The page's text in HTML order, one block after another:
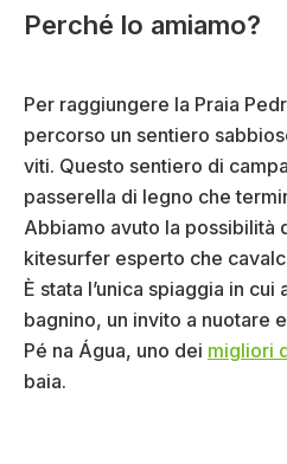
Perché lo amiamo?
Per raggiungere la Praia
percorso un sentiero
viti. Questo sentiero di
passerella di legno che
Abbiamo avuto la possibilità
kitesurfer esperto che
È stata l’unica spiaggia in
bagnino, un invito a nuotare
Pé na Água, uno dei migliori
baia.